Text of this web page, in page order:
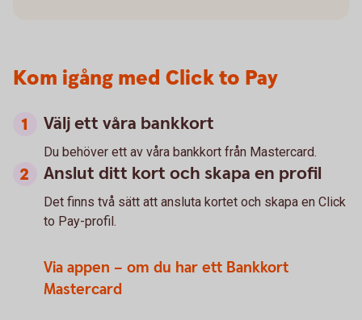
Kom igång med Click to Pay
Välj ett våra bankkort
Du behöver ett av våra bankkort från Mastercard.
Anslut ditt kort och skapa en profil
Det finns två sätt att ansluta kortet och skapa en Click
to Pay-profil.
Via appen – om du har ett Bankkort
Mastercard